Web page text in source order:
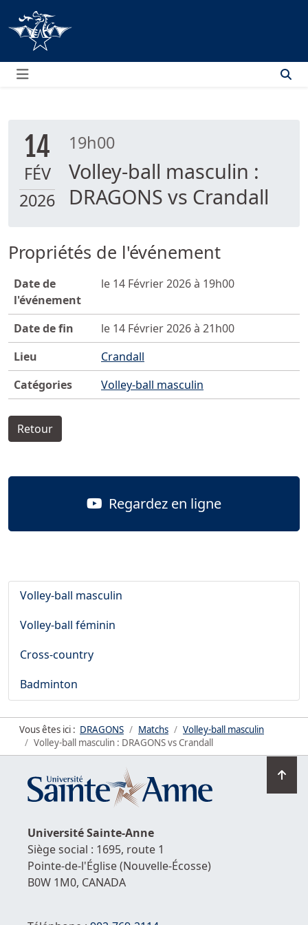
Menu
14
FÉV
2026
19h00
Volley-ball masculin :
DRAGONS vs Crandall
Propriétés de l'événement
Date de
l'événement
le 14 Février 2026 à 19h00
Date de fin
le 14 Février 2026 à 21h00
Lieu
Crandall
Catégories
Volley-ball masculin
Retour
Regardez en ligne
Volley-ball masculin
Volley-ball féminin
Cross-country
Badminton
Vous êtes ici : DRAGONS Matchs
Volley-ball masculin
Volley-ball masculin : DRAGONS vs Crandall
en
UniversitéSainte-Anne
Siège social : 1695, route 1
Pointe-de-l'Église(Nouvelle-Écosse)
B0W 1M0, CANADA